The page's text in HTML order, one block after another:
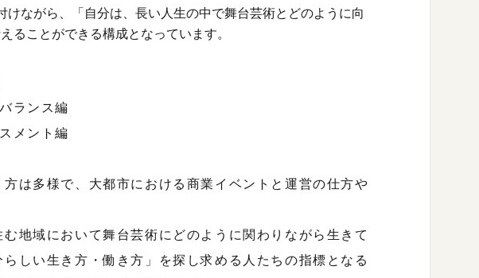
けながら、「自分は、長い人生の中で舞台芸術とどのように向
ることができる構成となっています。
ランス編
メント編
は多様で、大都市における商業イベントと運営の仕方や
地域において舞台芸術にどのように関わりながら生きて
しい生き方・働き方」を探し求める人たちの指標となる